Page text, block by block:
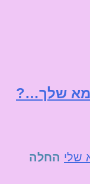
שלך…?
שלי החלה